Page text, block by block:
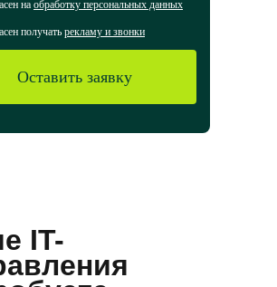
на обработку персональных данных
получать рекламу и звонки
Оставить заявку
IT-